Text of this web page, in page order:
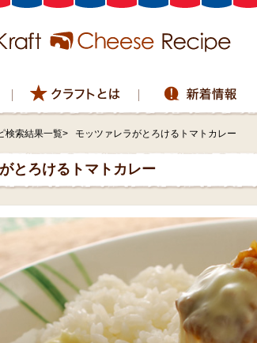
検索結果一覧> モッツァレラがとろけるトマトカレー
とろけるトマトカレー